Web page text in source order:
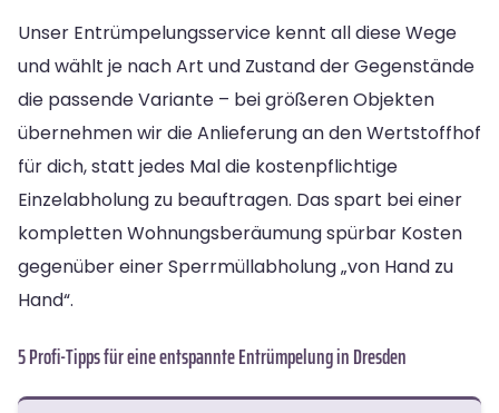
Unser Entrümpelungsservice kennt all diese Wege
und wählt je nach Art und Zustand der Gegenstände
die passende Variante – bei größeren Objekten
übernehmen wir die Anlieferung an den Wertstoffhof
für dich, statt jedes Mal die kostenpflichtige
Einzelabholung zu beauftragen. Das spart bei einer
kompletten Wohnungsberäumung spürbar Kosten
gegenüber einer Sperrmüllabholung „von Hand zu
Hand“.
5 Profi-Tipps für eine entspannte Entrümpelung in Dresden